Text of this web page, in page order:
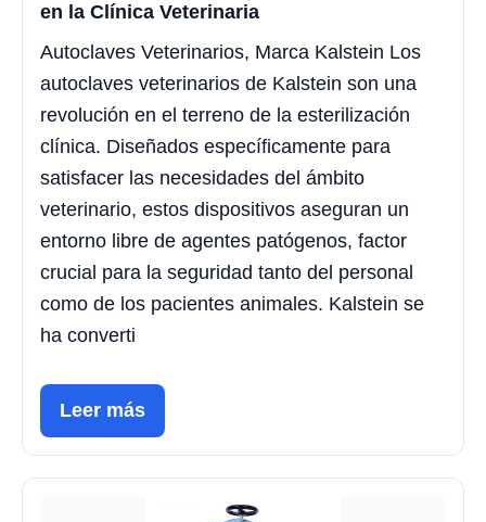
en la Clínica Veterinaria
Autoclaves Veterinarios, Marca Kalstein Los
autoclaves veterinarios de Kalstein son una
revolución en el terreno de la esterilización
clínica. Diseñados específicamente para
satisfacer las necesidades del ámbito
veterinario, estos dispositivos aseguran un
entorno libre de agentes patógenos, factor
crucial para la seguridad tanto del personal
como de los pacientes animales. Kalstein se
ha converti
Leer más